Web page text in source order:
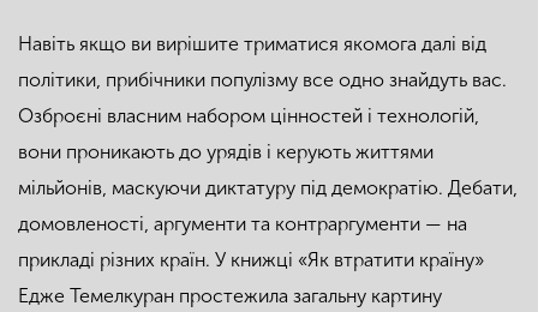
Навіть якщо ви вирішите триматися якомога далі від
політики, прибічники популізму все одно знайдуть вас.
Озброєні власним набором цінностей і технологій,
вони проникають до урядів і керують життями
мільйонів, маскуючи диктатуру під демократію. Дебати,
домовленості, аргументи та контраргументи — на
прикладі різних країн. У книжці «Як втратити країну»
Едже Темелкуран простежила загальну картину